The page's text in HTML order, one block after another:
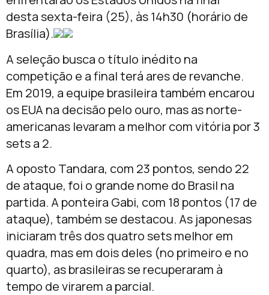
desta sexta-feira (25), às 14h30 (horário de
Brasília).
A seleção busca o título inédito na
competição e a final terá ares de revanche.
Em 2019, a equipe brasileira também encarou
os EUA na decisão pelo ouro, mas as norte-
americanas levaram a melhor com vitória por 3
sets a 2.
A oposto Tandara, com 23 pontos, sendo 22
de ataque, foi o grande nome do Brasil na
partida. A ponteira Gabi, com 18 pontos (17 de
ataque), também se destacou. As japonesas
iniciaram três dos quatro sets melhor em
quadra, mas em dois deles (no primeiro e no
quarto), as brasileiras se recuperaram à
tempo de virarem a parcial.